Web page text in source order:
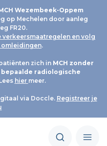
Wezembeek-Oppem
op Mechelen door aanleg
FR20.
en volg
.
zich in MCH zonder
radiologische
hier meer.
via Doccle. Registreer je